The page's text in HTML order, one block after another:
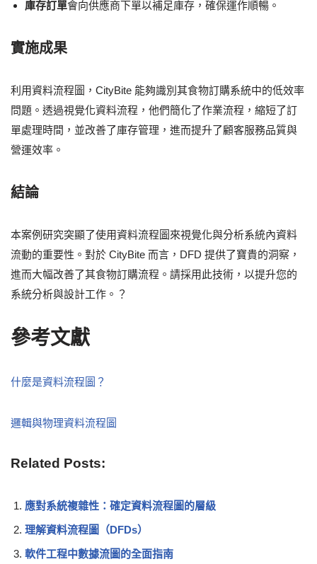
庫存訂單會向供應商下單以補足庫存，確保運作順暢。
實施成果
利用資料流程圖，CityBite 能夠識別其食物訂購系統中的低效率
問題。透過視覺化資料流程，他們簡化了作業流程，縮短了訂
單處理時間，並改善了庫存管理，進而提升了顧客服務品質與
營運效率。
結論
本案例研究突顯了使用資料流程圖來視覺化與分析系統內資料
流動的重要性。對於 CityBite 而言，DFD 提供了寶貴的洞察，
進而大幅改善了其食物訂購流程。請採用此技術，以提升您的
系統分析與設計工作。？
參考文獻
什麼是資料流程圖？
邏輯與物理資料流程圖
Related Posts:
應對系統複雜性：確定資料流程圖的層級
理解資料流程圖（DFDs）
軟件工程中數據流圖的全面指南